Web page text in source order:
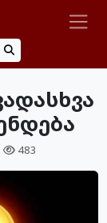
483